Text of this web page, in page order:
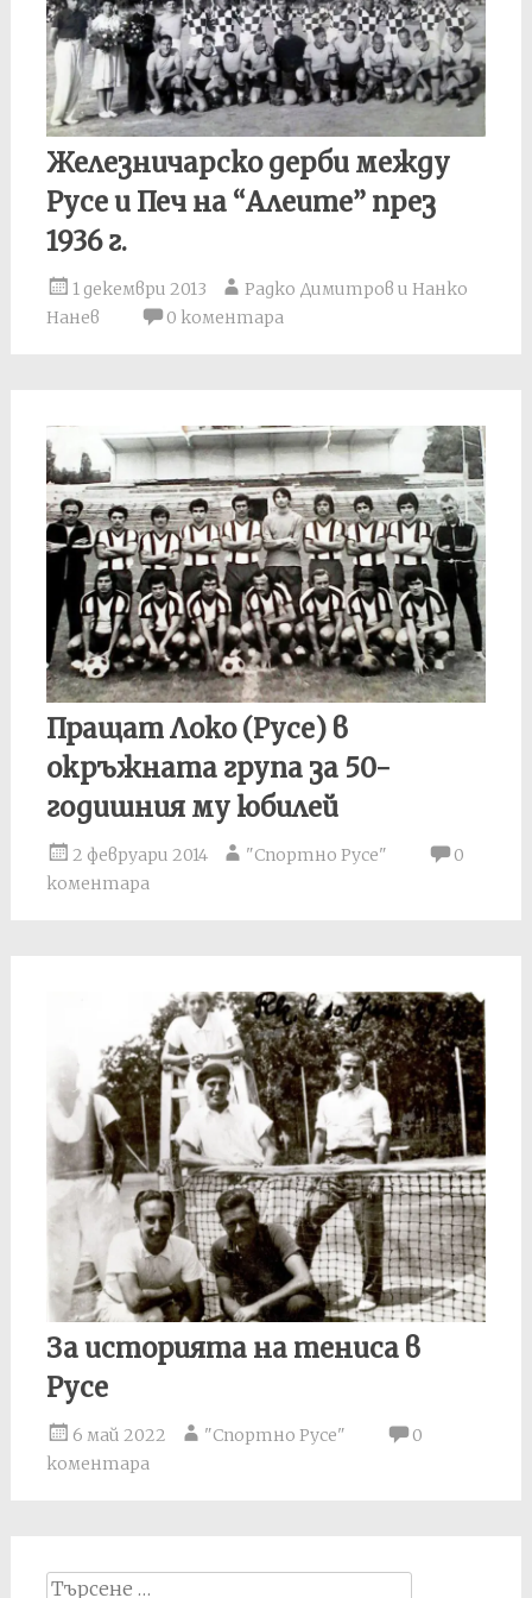
Железничарско дерби между
Русе и Печ на “Алеите” през
1936 г.
1 декември 2013
Радко Димитров и Нанко
Нанев
0 коментара
Пращат Локо (Русе) в
окръжната група за 50-
годишния му юбилей
2 февруари 2014 "Спортно Русе"
0
коментара
За историята на тениса в
Русе
6 май 2022 "Спортно Русе"
0
коментара
Search